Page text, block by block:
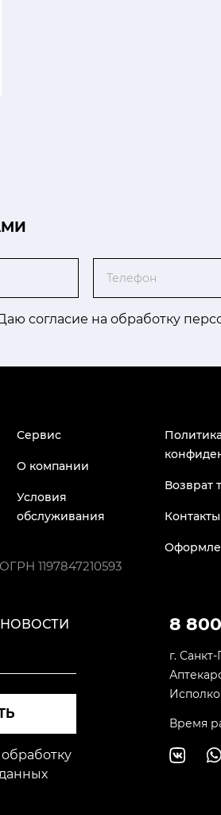
согласие на обработку
Сервис
О компании
Условия
обслуживания
Возврат
Контакты
ОГРН 1197847210593
8
г.
Время